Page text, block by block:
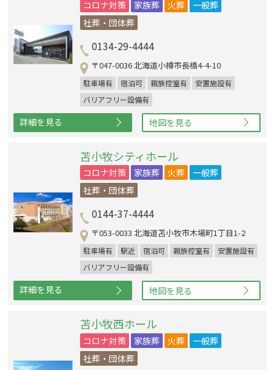
コロナ対策 家族葬 火葬
一般葬
社葬・団体葬
0134-29-4444
〒047-0036 北海道小樽市長橋4-4-10
駐車場有 宿泊可 親族控室有
安置施設有
バリアフリー設備有
詳細を見る 地図を見る
苫小牧シティホール
コロナ対策 家族葬 火葬
一般葬
社葬・団体葬
0144-37-4444
〒053-0033 北海道苫小牧市木場町1丁目1-2
駐車場有 駅近 宿泊可 親族控室有
安置施設有
バリアフリー設備有
詳細を見る 地図を見る
苫小牧西ホール
コロナ対策 家族葬 火葬
一般葬
社葬・団体葬